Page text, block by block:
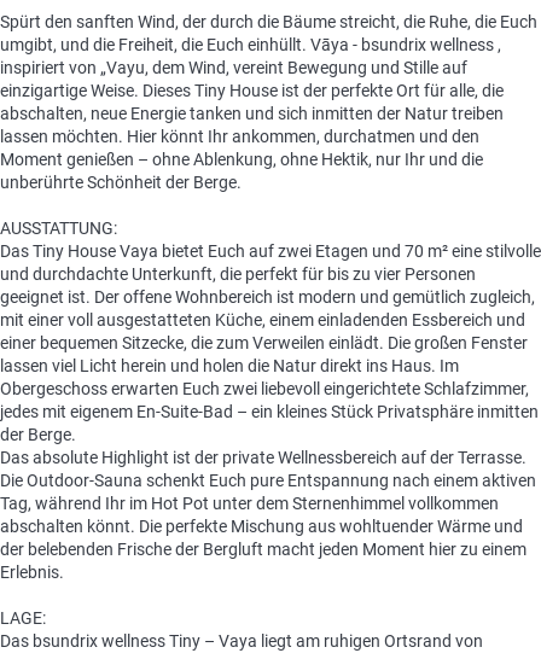
Spürt den sanften Wind, der durch die Bäume streicht, die Ruhe, die Euch
umgibt, und die Freiheit, die Euch einhüllt. Vāya - bsundrix wellness ,
inspiriert von „Vayu, dem Wind, vereint Bewegung und Stille auf
einzigartige Weise. Dieses Tiny House ist der perfekte Ort für alle, die
abschalten, neue Energie tanken und sich inmitten der Natur treiben
lassen möchten. Hier könnt Ihr ankommen, durchatmen und den
Moment genießen – ohne Ablenkung, ohne Hektik, nur Ihr und die
unberührte Schönheit der Berge.
AUSSTATTUNG:
Das Tiny House Vaya bietet Euch auf zwei Etagen und 70 m² eine stilvolle
und durchdachte Unterkunft, die perfekt für bis zu vier Personen
geeignet ist. Der offene Wohnbereich ist modern und gemütlich zugleich,
mit einer voll ausgestatteten Küche, einem einladenden Essbereich und
einer bequemen Sitzecke, die zum Verweilen einlädt. Die großen Fenster
lassen viel Licht herein und holen die Natur direkt ins Haus. Im
Obergeschoss erwarten Euch zwei liebevoll eingerichtete Schlafzimmer,
jedes mit eigenem En-Suite-Bad – ein kleines Stück Privatsphäre inmitten
der Berge.
Das absolute Highlight ist der private Wellnessbereich auf der Terrasse.
Die Outdoor-Sauna schenkt Euch pure Entspannung nach einem aktiven
Tag, während Ihr im Hot Pot unter dem Sternenhimmel vollkommen
abschalten könnt. Die perfekte Mischung aus wohltuender Wärme und
der belebenden Frische der Bergluft macht jeden Moment hier zu einem
Erlebnis.
LAGE:
Das bsundrix wellness Tiny – Vaya liegt am ruhigen Ortsrand von